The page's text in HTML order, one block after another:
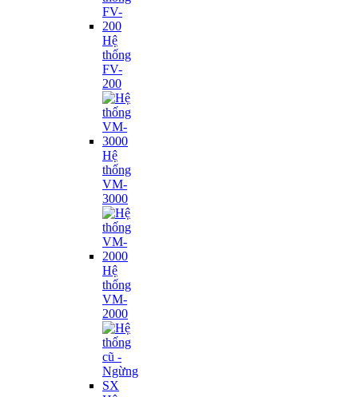
Hệ
thống
FV-
200
Hệ
thống
VM-
3000
Hệ
thống
VM-
2000